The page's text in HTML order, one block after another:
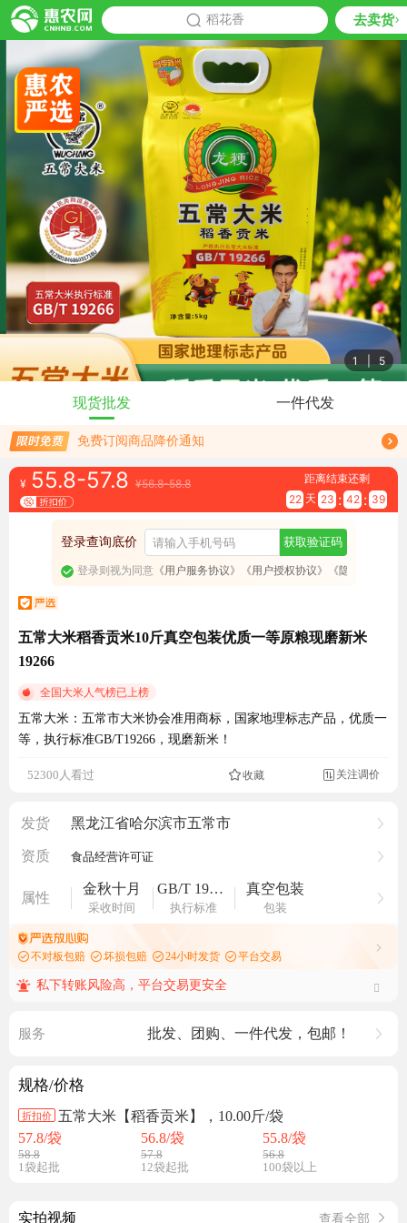
稻花香 去卖货
1 5
现货批发 一件代发
限时免费订阅稻花香行情趋势
免费订阅商品降价通知
¥ 55.8-57.8 ¥56.8-58.8
距离结束还剩
22 天 23 : 42 : 38
登录查询底价 获取验证码
登录则视为同意《用户服务协议》 《用户授权协议》 《隐私政策》
五常大米稻香贡米10斤真空包装优质一等原粮现磨新米
19266
全国大米人气榜已上榜
五常大米：五常市大米协会准用商标，国家地理标志产品，优质一
等，执行标准GB/T19266，现磨新米！
52300人看过
收藏 关注调价
发货 黑龙江省哈尔滨市五常市
资质 食品经营许可证
属性
金秋十月
采收时间
GB/T 19266
执行标准
真空包装
包装
不对板包赔 坏损包赔 24小时发货 平台交易
私下转账风险高，平台交易更安全
服务 批发、团购、一件代发，包邮！
规格/价格
折扣价
五常大米【稻香贡米】，10.00斤/袋
57.8/袋
58.8
1袋起批
56.8/袋
57.8
12袋起批
55.8/袋
56.8
100袋以上
实拍视频 查看全部